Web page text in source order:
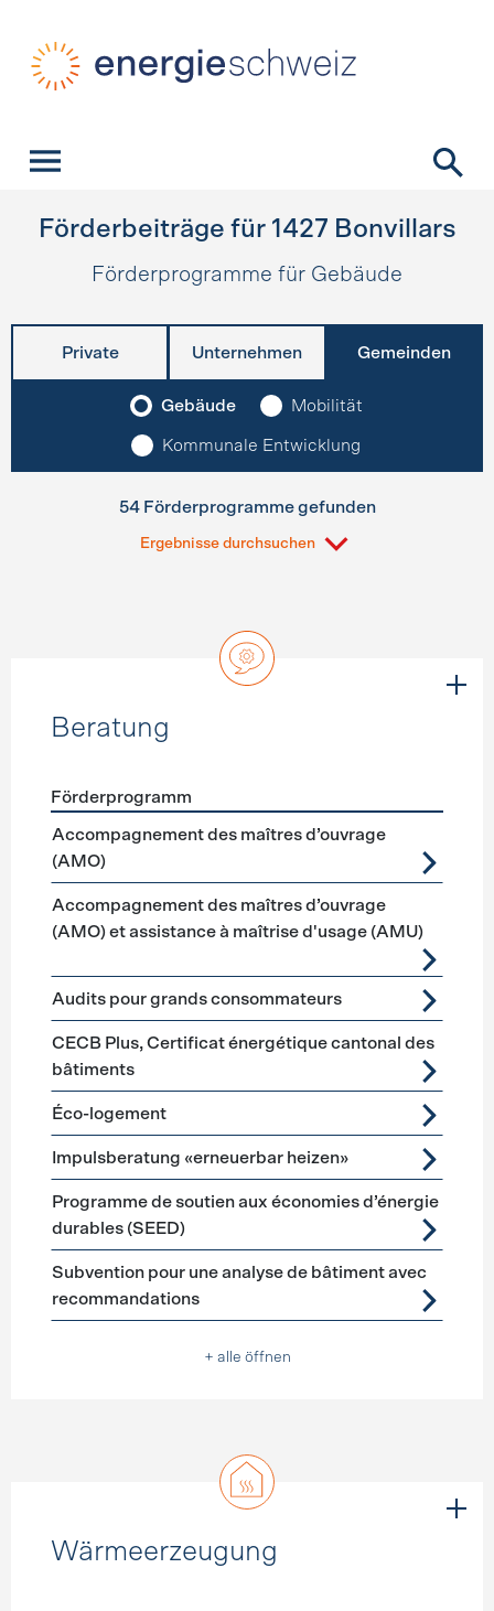
Förderbeiträge für 1427 Bonvillars
Förderprogramme für Gebäude
Private Unternehmen Gemeinden
Gebäude Mobilität
Kommunale Entwicklung
54 Förderprogramme gefunden
Ergebnisse durchsuchen
Beratung
Förderprogramme Beratung
Förderprogramm
Accompagnement des maîtres d’ouvrage
(AMO)
Accompagnement des maîtres d’ouvrage
(AMO) et assistance à maîtrise d'usage (AMU)
Audits pour grands consommateurs
CECB Plus, Certificat énergétique cantonal des
bâtiments
Éco-logement
Impulsberatung «erneuerbar heizen»
Programme de soutien aux économies d’énergie
durables (SEED)
Subvention pour une analyse de bâtiment avec
recommandations
+ alle öffnen
Wärmeerzeugung